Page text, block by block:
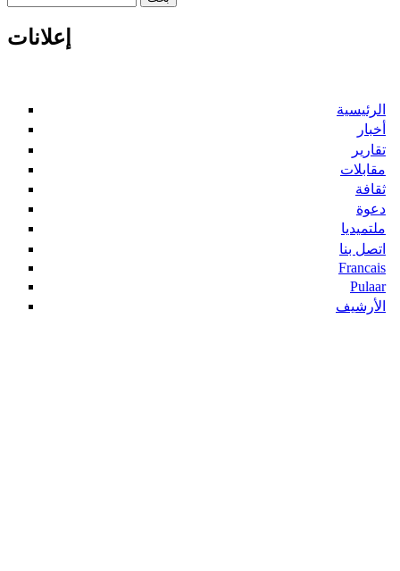
إعلانات
الرئيسية
أخبار
تقارير
مقابلات
ثقافة
دعوة
ملتميديا
اتصل بنا
Francais
Pulaar
الأرشيف